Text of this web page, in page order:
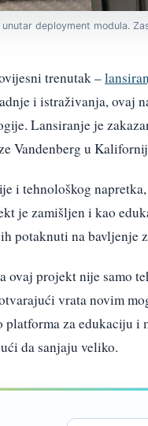
deployment modula.
trenutak –
i istraživanja, ovaj
Lansiranje je
Vandenberg u
i tehnološkog
je zamišljen i kao
potaknuti na bavljenje
ovaj projekt nije samo
vrata novim
platforma za edukaciju
da sanjaju veliko.